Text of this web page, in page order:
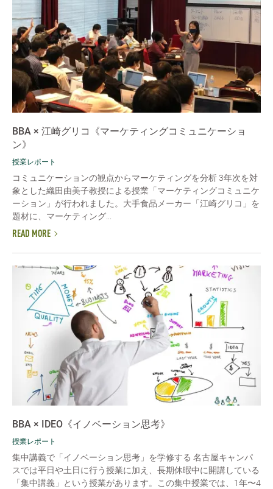
BBA × 江崎グリコ《マーケティングコミュニケーショ
ン》
授業レポート
コミュニケーションの観点からマーケティングを分析 3年次を対
象とした織田由美子教授による授業「マーケティングコミュニケ
ーション」が行われました。大手食品メーカー「江崎グリコ」を
題材に、マーケティング...
READ MORE
BBA × IDEO《イノベーション思考》
授業レポート
集中講義で「イノベーション思考」を学修する 名古屋キャンパ
スでは平日や土日に行う授業に加え、長期休暇中に開講している
「集中講義」という授業があります。この集中授業では、1年〜4